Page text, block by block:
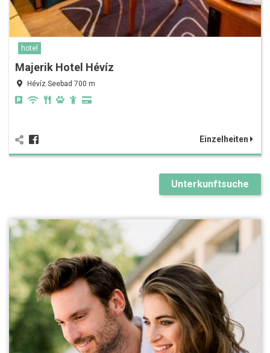
hotel
Majerik Hotel Hévíz
Hévíz Seebad 700 m
Einzelheiten
Unterkunftsuche